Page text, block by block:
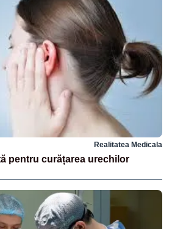
Realitatea Medicala
pentru curățarea urechilor